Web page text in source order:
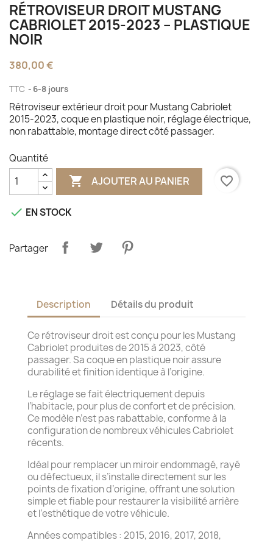
RÉTROVISEUR DROIT MUSTANG
CABRIOLET 2015‑2023 – PLASTIQUE
NOIR
380,00 €
TTC 6-8 jours
Rétroviseur extérieur droit pour Mustang Cabriolet
2015‑2023, coque en plastique noir, réglage électrique,
non rabattable, montage direct côté passager.
Quantité
 AJOUTER AU PANIER favorite_border
 EN STOCK
Partager
Description Détails du produit
Ce rétroviseur droit est conçu pour les Mustang
Cabriolet produites de 2015 à 2023, côté
passager. Sa coque en plastique noir assure
durabilité et finition identique à l’origine.
Le réglage se fait électriquement depuis
l’habitacle, pour plus de confort et de précision.
Ce modèle n’est pas rabattable, conforme à la
configuration de nombreux véhicules Cabriolet
récents.
Idéal pour remplacer un miroir endommagé, rayé
ou défectueux, il s’installe directement sur les
points de fixation d’origine, offrant une solution
simple et fiable pour restaurer la visibilité arrière
et l’esthétique de votre véhicule.
Années compatibles : 2015, 2016, 2017, 2018,